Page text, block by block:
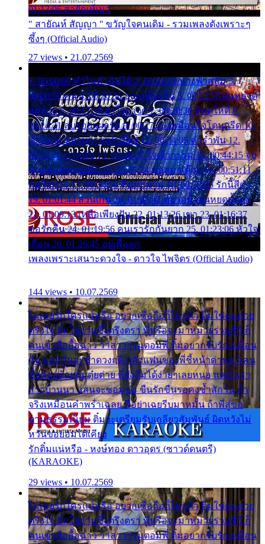
01:13:06 สายัณห์เมา
" สายัณห์ สัญญา " ขวัญใจคนเดิม - รวมเพลงดังเพราะๆ
ซึ้งๆ (Official Audio)
27 views • 21.07.2569
1. 00:00:00 ทำไมทำฉันได้ 2. 00:03:20 นางฟ้าสลัม 3.
00:06:50 คน 4. 00:10:36 บุญเหลือเกิน 5. 00:13:58 ฝนหยาด
สุดท้าย 6. 00:17:30 ยาใจยาจก 7. 00:20:30 คิดดูให้ดี 8.
00:24:21 ลบรอยแผลรัก 9. 00:27:35 เหมือนใจโดนกรีด 10.
00:30:54 ขบวนการเปาเปียว 11. 00:34:05 คำรำพัน 12.
00:37:20 ปาหนัน 13. 00:40:37 ใจเจ้ากรรม 14. 00:44:15 จูบ
ฉันแล้วจงตายเสีย 15. 00:47:24 ขอสูมาเต๊อะ 16. 00:51:11
คนใจมาร 17. 00:54:50 คืนทรมาน 18. 00:58:25 รักนี้สีดำ
19. 01:01:44 ส่วนเกิน 20. 01:05:42 หยาดน้ำฝนหยดน้ำตา
21. 01:09:13 เหลือเพียงฝัน 22. 01:13:26 เขา 23. 01:16:37
ขอรักคืน 24. 01:19:56 คนเรารักกันยาก 25. 01:23:06 หัวใจ
เถื่อน 26. 01:26:45 อยู่เพื่อลูก
เพลงเพราะเสนาะดวงใจ - ดาวใจ ไพจิตร (Official Audio)
144 views • 10.07.2569
ไม่เคยรักใครแน่หรือ อยากเชื่อถือก็ไม่กล้า ติ๋มใช่คนสวย
ตรึงใจ ติ๋มใช่งามซึ้งตรึงตรา พี่หรือจะมาหมายร่วมชีวี ก็
คนเขาลืออื้อฉาว ว่าสาวๆรุมตอมพี่ ติ๋มอยากรับรักเหมือน
กัน แต่หวั่นจะช้ำดวงฤดี กลัวแฟนของพี่ชี้หน้าด่าทอ ก็คน
ชื่อต๋อยต้อยตุ้มตุ๋ยต่าย พี่ยังลืมได้ง่ายๆเลยหนอ แค่ตัวเรา
สาวบ้านนา แสนจะซอมซ่อ ขืนรักขืนรอคงช้ำสักวัน ถ้า
จริงเหมือนคำพร่ำเฉลย พี่อย่าเฉยรีบมาหมั้น ถ้าพี่สู่ขอ
ตามธรรมเนียม ติ๋มจะเตรียมรับเกลียวสัมพันธ์ ผิดหวังไม่
หวั่นขอยอมได้เคียง
รักติ๋มแน่หรือ - หงษ์ทอง ดาวอุดร (ซาวด์ดนตรี)
(KARAOKE)
29 views • 10.07.2569
ไม่เคยรักใครแน่หรือ อยากเชื่อถือก็ไม่กล้า ติ๋มใช่คนสวย
ตรึงใจ ติ๋มใช่งามซึ้งตรึงตรา พี่หรือจะมาหมายร่วมชีวี ก็
คนเขาลืออื้อฉาว ว่าสาวๆรุมตอมพี่ ติ๋มอยากรับรักเหมือน